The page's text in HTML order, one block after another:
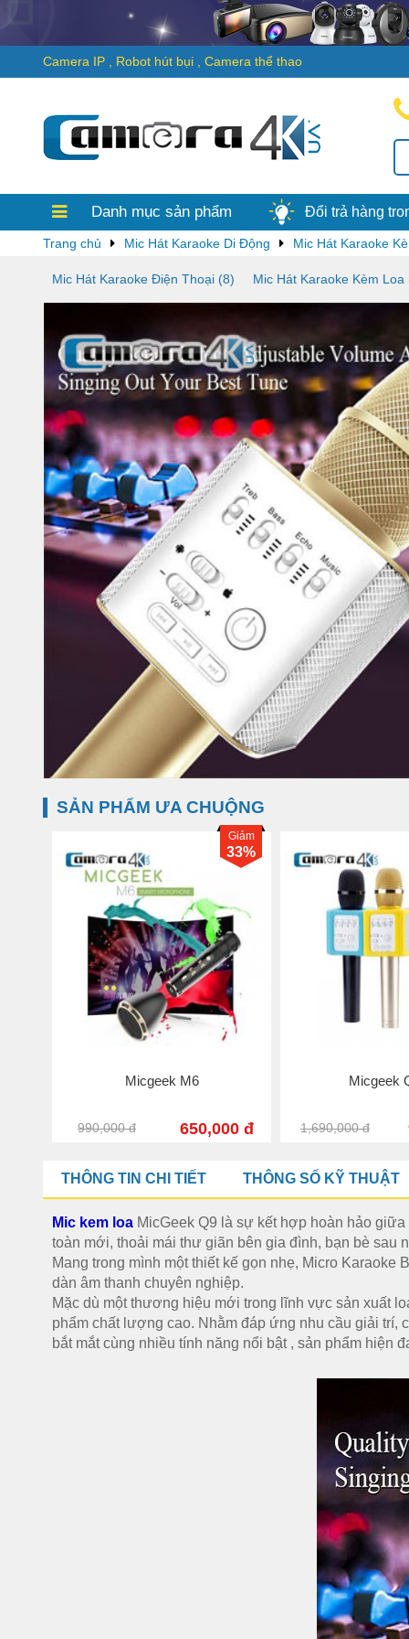
Camera IP Robot hút bụi Camera thể thao
Thanh toán
Chỉ trong
thống bên Camera4k.vn
được tiền, ngay lập tức
Danh mục sản phẩm Đổi trả hàng
Trang chủ Mic Hát Karaoke Di Động Mic Hát Karaoke
Mic Hát Karaoke Điện Thoại (8) Mic Hát Karaoke Kèm Loa
SẢN PHẨM ƯA CHUỘNG
Micgeek M7
1,590,000 đ 590,000 đ
Micgeek
1,490,000 đ
THÔNG TIN CHI TIẾT THÔNG SỐ KỸ THUẬT
Mic kem loa MicGeek Q9 là sự kết hợp hoàn hảo
toàn mới, thoải mái thư giãn bên gia đình, bạn bè sau
Mang trong mình một thiết kế gọn nhẹ, Micro
dàn âm thanh chuyên nghiệp.
Mặc dù một thương hiệu mới trong lĩnh vực sản xuất
phẩm chất lượng cao. Nhằm đáp ứng nhu cầu giải trí,
bắt mắt cùng nhiều tính năng nổi bật , sản phẩm hiện